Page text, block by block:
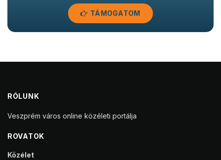
TÁMOGATOM
RÓLUNK
Veszprém város online közéleti portálja
ROVATOK
Közélet